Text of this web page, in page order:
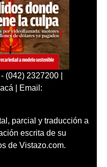
(042) 2327200 |
| Email:
parcial y traducción a
escrita de su
de Vistazo.com.